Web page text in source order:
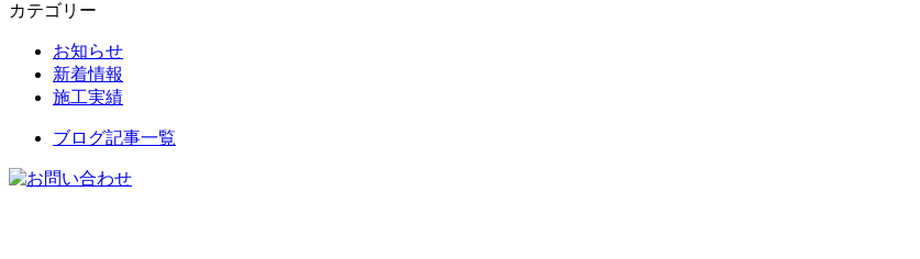
カテゴリー
お知らせ
新着情報
施工実績
ブログ記事一覧